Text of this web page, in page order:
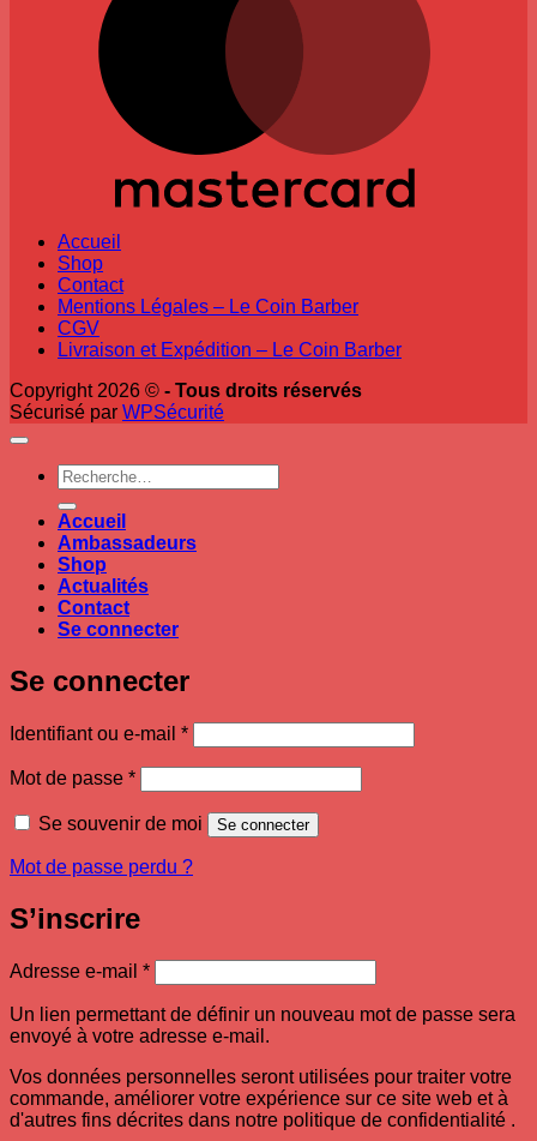
Accueil
Shop
Contact
Mentions Légales – Le Coin Barber
CGV
Livraison et Expédition – Le Coin Barber
Copyright 2026 © - Tous droits réservés
Sécurisé par WPSécurité
Recherche
pour :
Accueil
Ambassadeurs
Shop
Actualités
Contact
Se connecter
Se connecter
Identifiant ou e-mail *Obligatoire
Mot de passe *Obligatoire
Se souvenir de moi Se connecter
Mot de passe perdu ?
S’inscrire
Adresse e-mail *Obligatoire
Un lien permettant de définir un nouveau mot de passe sera
envoyé à votre adresse e-mail.
Vos données personnelles seront utilisées pour traiter votre
commande, améliorer votre expérience sur ce site web et à
d'autres fins décrites dans notre politique de confidentialité .